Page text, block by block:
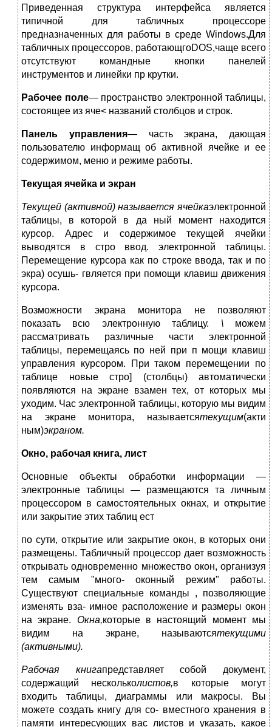
Приведенная структура интерфейса является
типичной для табличных процессоре
предназначенных для работы в среде Windows.Для
табличных процессоров, работающгоDOS,чаще всего
отсутствуют командные кнопки панелей
инструментов и линейки пр крутки.
Рабочее поле— пространство электронной таблицы,
состоящее из яче< названий столбцов и строк.
Панель управления— часть экрана, дающая
пользователю информащ об активной ячейке и ее
содержимом, меню и режиме работы.
Текущая ячейка и экран
Текущей (активной) называется ячейкаэлектронной
таблицы, в которой в да ный момент находится
курсор. Адрес и содержимое текущей ячейки
выводятся в стро ввод. электронной таблицы.
Перемещение курсора как по строке ввода, так и по
экра) осушь- гвляется при помощи клавиш движения
курсора.
Возможности экрана монитора не позволяют
показать всю электронную таблицу. \ можем
рассматривать различные части электронной
таблицы, перемещаясь по ней при п мощи клавиш
управления курсором. При таком перемещении по
таблице новые стро] (столбцы) автоматически
появляются на экране взамен тех, от которых мы
уходим. Час электронной таблицы, которую мы видим
на экране монитора, называетсятекущим(акти
ным)экраном.
Окно, рабочая книга, лист
Основные объекты обработки информации —
электронные таблицы — размещаются та личным
процессором в самостоятельных окнах, и открытие
или закрытие этих таблиц ест
по сути, открытие или закрытие окон, в которых они
размещены. Табличный процессор дает возможность
открывать одновременно множество окон, организуя
тем самым "много- оконный режим" работы.
Существуют специальные команды , позволяющие
изменять вза- имное расположение и размеры окон
на экране. Окна,которые в настоящий момент мы
видим на экране, называютсятекущими
(активными).
Рабочая книгапредставляет собой документ,
содержащий нескольколистов,в которые могут
входить таблицы, диаграммы или макросы. Вы
можете создать книгу для со- вместного хранения в
памяти интересующих вас листов и указать, какое